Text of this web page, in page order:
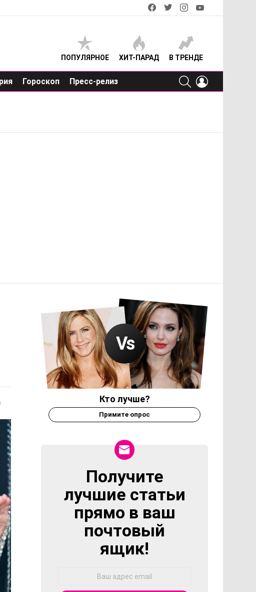
facebooktwitterinstagram
ПОПУЛЯРНОЕ ХИТ-ПАРАД В ТРЕНДЕ
Гороскоп Пресс-релиз
SEARCH
Кто лучше?
Примите опрос
NEWSLETTER
Получите
лучшие статьи
прямо в ваш
почтовый
ящик!